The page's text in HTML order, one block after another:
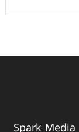
Spark Media